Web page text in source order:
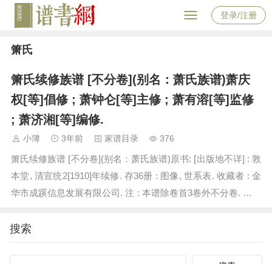
登录/注册
箫氏
箫氏续修族谱 [不分卷](别名：萧氏族谱)萧庆
权[等]倡修 ; 萧钟仑[等]主修 ; 萧有溶[等]监修
; 萧济湘[等]编修.
小簿 3年前 家谱目录 376
箫氏续修族谱 [不分卷](别名：萧氏族谱)原书: [出版地不详] : 敦
本堂, 清宣统2[1910]年续修. 存36册 : 图像, 世系表. 收藏者 : 金
华市成蹊信息发展有限公司. 注 : 本谱除卷首3卷外不分卷. 总卷
搜索